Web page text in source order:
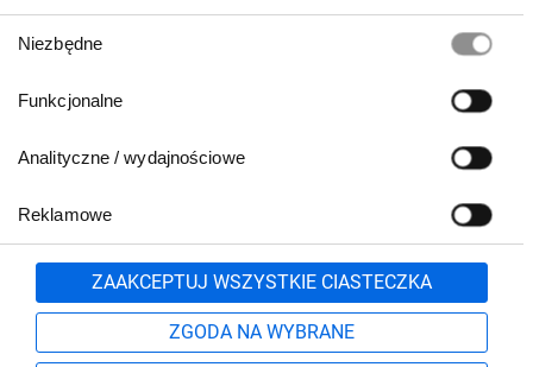
zgody
Niezbędne
Funkcjonalne
Analityczne / wydajnościowe
Reklamowe
ZAAKCEPTUJ WSZYSTKIE CIASTECZKA
ZGODA NA WYBRANE